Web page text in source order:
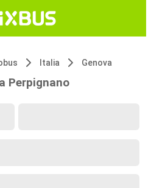
Italia Genova
Perpignano